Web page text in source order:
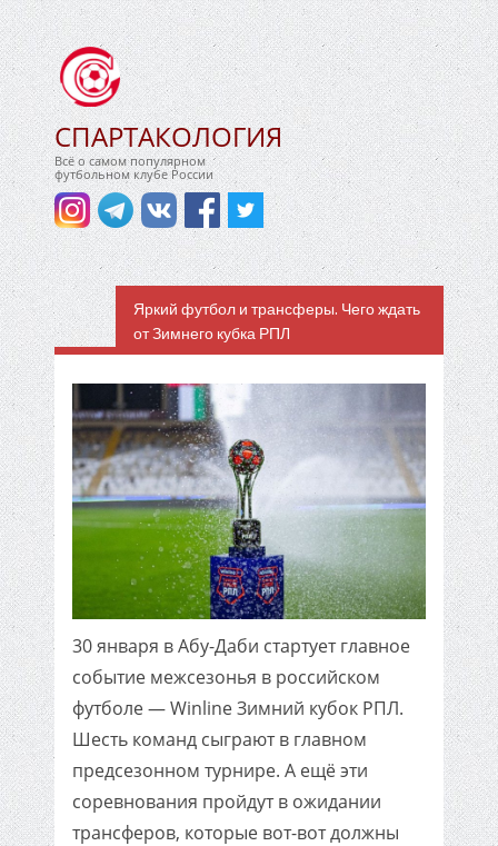
СПАРТАКОЛОГИЯ
Всё о самом популярном
футбольном клубе России
Яркий футбол и трансферы. Чего ждать
от Зимнего кубка РПЛ
30 января в Абу-Даби стартует главное
событие межсезонья в российском
футболе — Winline Зимний кубок РПЛ.
Шесть команд сыграют в главном
предсезонном турнире. А ещё эти
соревнования пройдут в ожидании
трансферов, которые вот-вот должны